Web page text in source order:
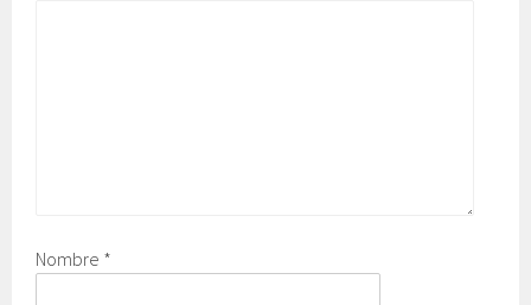
Nombre *